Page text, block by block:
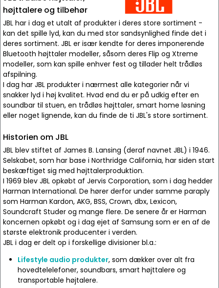
højttalere og tilbehør
JBL har i dag et utalt af produkter i deres store sortiment -
kan det spille lyd, kan du med stor sandsynlighed finde det i
deres sortiment. JBL er især kendte for deres imponerende
Bluetooth højttaler modeller, såsom deres Flip og Xtreme
modeller, som kan spille enhver fest og tillader helt trådløs
afspilning.
I dag har JBL produkter i nærmest alle kategorier når vi
snakker lyd i høj kvalitet. Hvad end du er på udkig efter en
soundbar til stuen, en trådløs højttaler, smart home løsning
eller noget lignende, kan du finde de ti JBL's store sortiment.
Historien om JBL
JBL blev stiftet af James B. Lansing (deraf navnet JBL) i 1946.
Selskabet, som har base i Northridge California, har siden start
beskæftiget sig med højttalerproduktion.
I 1969 blev JBL opkøbt af Jervis Corporation, som i dag hedder
Harman International. De hører derfor under samme paraply
som Harman Kardon, AKG, BSS, Crown, dbx, Lexicon,
Soundcraft Studer og mange flere. De senere år er Harman
koncernen opkøbt og i dag ejet af Samsung som er en af de
største elektronik producenter i verden.
JBL i dag er delt op i forskellige divisioner bl.a.:
Lifestyle audio produkter, som dækker over alt fra
hovedtelelefoner, soundbars, smart højttalere og
transportable højtalere.